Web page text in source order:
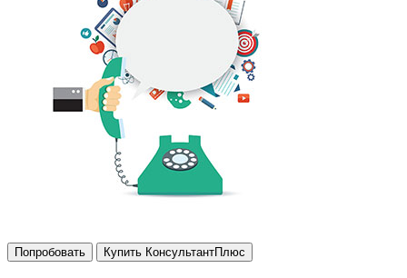
Попробовать Купить КонсультантПлюс